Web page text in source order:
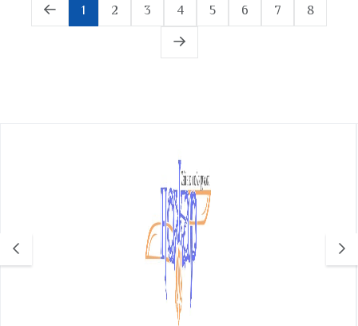
1 2 3 4 5 6 7 8